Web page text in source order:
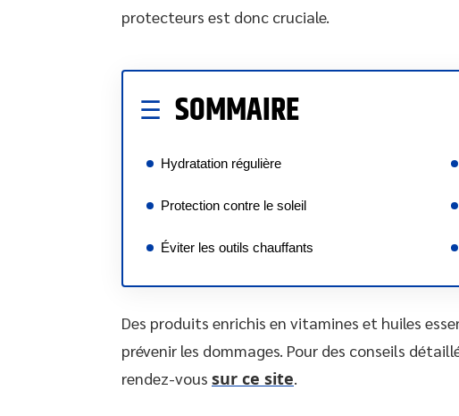
protecteurs est donc cruciale.
SOMMAIRE
Hydratation régulière
Protection contre le soleil
Éviter les outils chauffants
Des produits enrichis en vitamines et huiles
prévenir les dommages. Pour des conseils
rendez-vous sur ce site